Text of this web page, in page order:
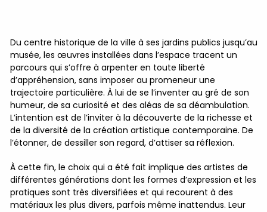
Du centre historique de la ville à ses jardins publics jusqu’au
musée, les œuvres installées dans l’espace tracent un
parcours qui s’offre à arpenter en toute liberté
d’appréhension, sans imposer au promeneur une
trajectoire particulière. À lui de se l’inventer au gré de son
humeur, de sa curiosité et des aléas de sa déambulation.
L’intention est de l’inviter à la découverte de la richesse et
de la diversité de la création artistique contemporaine. De
l’étonner, de dessiller son regard, d’attiser sa réflexion.
À cette fin, le choix qui a été fait implique des artistes de
différentes générations dont les formes d’expression et les
pratiques sont très diversifiées et qui recourent à des
matériaux les plus divers, parfois même inattendus. Leur